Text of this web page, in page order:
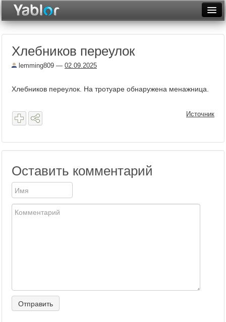
Неделя
Рейтинги
Видеотоп
Хлебников переулок
lemming809 — 02.09.2025
Хлебников переулок. На тротуаре обнаружена менажница.
Источник
Оставить комментарий